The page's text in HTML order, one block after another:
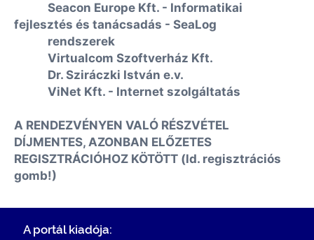
Seacon Europe Kft. - Informatikai
fejlesztés és tanácsadás - SeaLog
rendszerek
Virtualcom Szoftverház Kft.
Dr. Sziráczki István e.v.
ViNet Kft. - Internet szolgáltatás
A RENDEZVÉNYEN VALÓ RÉSZVÉTEL
DÍJMENTES, AZONBAN ELŐZETES
REGISZTRÁCIÓHOZ KÖTÖTT (ld. regisztrációs
gomb!)
A portál kiadója: